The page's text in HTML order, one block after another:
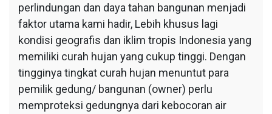
perlindungan dan daya tahan bangunan menjadi
faktor utama kami hadir, Lebih khusus lagi
kondisi geografis dan iklim tropis Indonesia yang
memiliki curah hujan yang cukup tinggi. Dengan
tingginya tingkat curah hujan menuntut para
pemilik gedung/ bangunan (owner) perlu
memproteksi gedungnya dari kebocoran air